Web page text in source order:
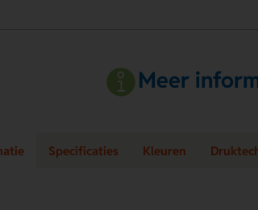
Meer
Specificaties Kleuren